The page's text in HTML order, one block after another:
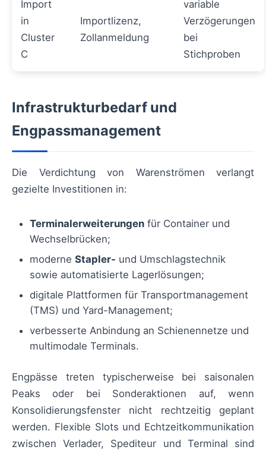
Import
in
Cluster
C
Importlizenz,
Zollanmeldung
variable
Verzögerungen
bei
Stichproben
Infrastrukturbedarf und
Engpassmanagement
Die Verdichtung von Warenströmen verlangt
gezielte Investitionen in:
Terminalerweiterungen für Container und
Wechselbrücken;
moderne Stapler- und Umschlagstechnik
sowie automatisierte Lagerlösungen;
digitale Plattformen für Transportmanagement
(TMS) und Yard-Management;
verbesserte Anbindung an Schienennetze und
multimodale Terminals.
Engpässe treten typischerweise bei saisonalen
Peaks oder bei Sonderaktionen auf, wenn
Konsolidierungsfenster nicht rechtzeitig geplant
werden. Flexible Slots und Echtzeitkommunikation
zwischen Verlader, Spediteur und Terminal sind